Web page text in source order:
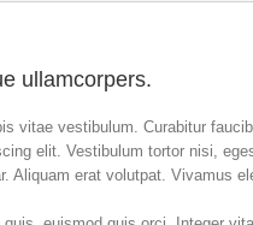
ullamcorpers.
vitae vestibulum. Curabitur
elit. Vestibulum tortor nisi,
erat volutpat. Vivamus